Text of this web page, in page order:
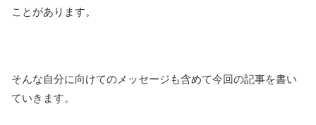
ことがあります。
そんな自分に向けてのメッセージも含めて今回の記事を書い
ていきます。